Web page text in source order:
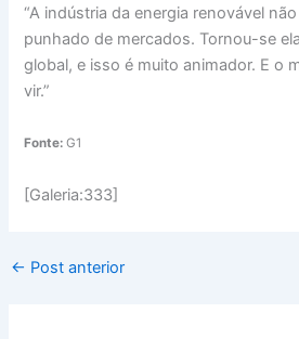
“A indústria da energia renovável
punhado de mercados. Tornou-se
global, e isso é muito animador. E o
vir.”
Fonte: G1
[Galeria:333]
← Post anterior